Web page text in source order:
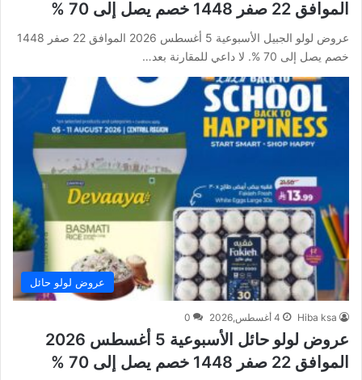
الموافق 22 صفر 1448 خصم يصل إلى 70 %
عروض لولو الجبيل الأسبوعية 5 أغسطس 2026 الموافق 22 صفر 1448
خصم يصل إلى 70 %. لا داعي للمقارنة بعد…
عروض لولو حائل
Hiba ksa 4 أغسطس,2026 0
عروض لولو حائل الأسبوعية 5 أغسطس 2026
الموافق 22 صفر 1448 خصم يصل إلى 70 %